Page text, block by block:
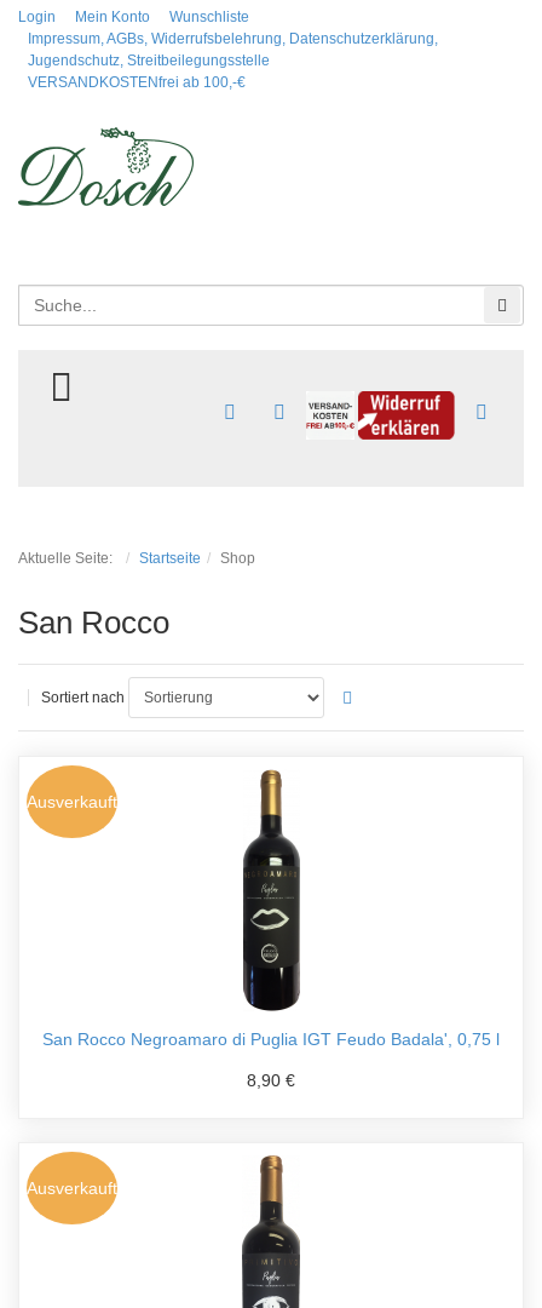
Login Mein Konto
Wunschliste
Impressum, AGBs, Widerrufsbelehrung, Datenschutzerklärung,
Jugendschutz, Streitbeilegungsstelle
VERSANDKOSTENfrei ab 100,-€
TOGGLE MENU
Aktuelle Seite: Startseite Shop
San Rocco
Sortiert nach
Ausverkauft
San Rocco Negroamaro di Puglia IGT Feudo Badala', 0,75 l
8,90 €
Ausverkauft